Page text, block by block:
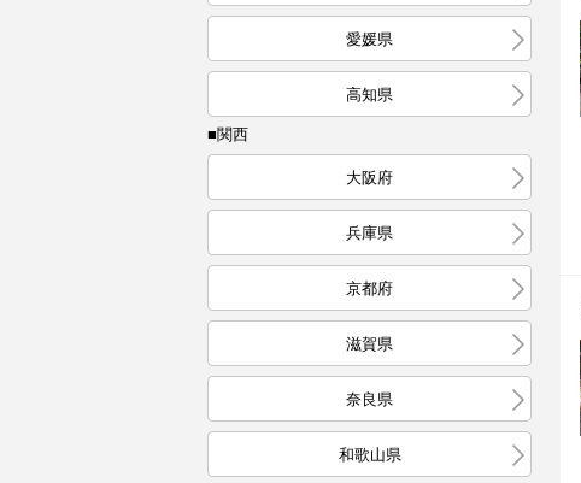
愛媛県
高知県
■関西
大阪府
兵庫県
京都府
滋賀県
奈良県
和歌山県